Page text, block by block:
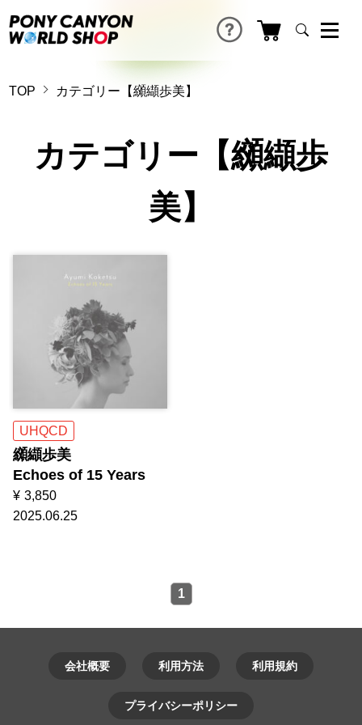
TOP カテゴリー【纐纈歩美】
カテゴリー【纐纈歩
美】
UHQCD
纐纈歩美
Echoes of 15 Years
¥ 3,850
2025.06.25
1
会社概要 利用方法 利用規約
プライバシーポリシー